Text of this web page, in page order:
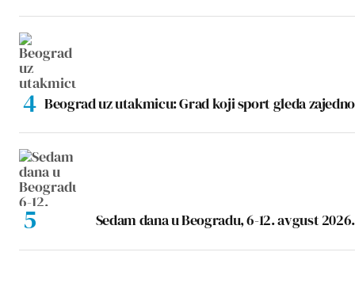
Beograd uz utakmicu: Grad koji sport gleda zajedno
Sedam dana u Beogradu, 6-12. avgust 2026.